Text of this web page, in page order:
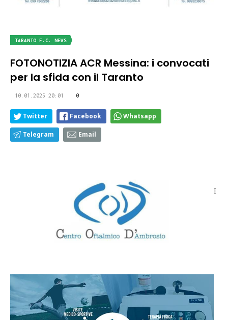
TARANTO F.C. NEWS
FOTONOTIZIA ACR Messina: i convocati
per la sfida con il Taranto
10.01.2025 20:01 0
Twitter Facebook Whatsapp
Telegram Email
I